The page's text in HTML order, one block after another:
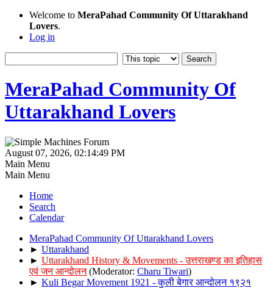
Welcome to MeraPahad Community Of Uttarakhand
Lovers.
Log in
MeraPahad Community Of
Uttarakhand Lovers
August 07, 2026, 02:14:49 PM
Main Menu
Main Menu
Home
Search
Calendar
MeraPahad Community Of Uttarakhand Lovers
► Uttarakhand
► Uttarakhand History & Movements - उत्तराखण्ड का इतिहास
एवं जन आन्दोलन (Moderator: Charu Tiwari)
► Kuli Begar Movement 1921 - कुली बेगार आन्दोलन १९२१